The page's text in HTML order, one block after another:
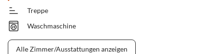
Treppe
Waschmaschine
Alle Zimmer/Ausstattungen anzeigen